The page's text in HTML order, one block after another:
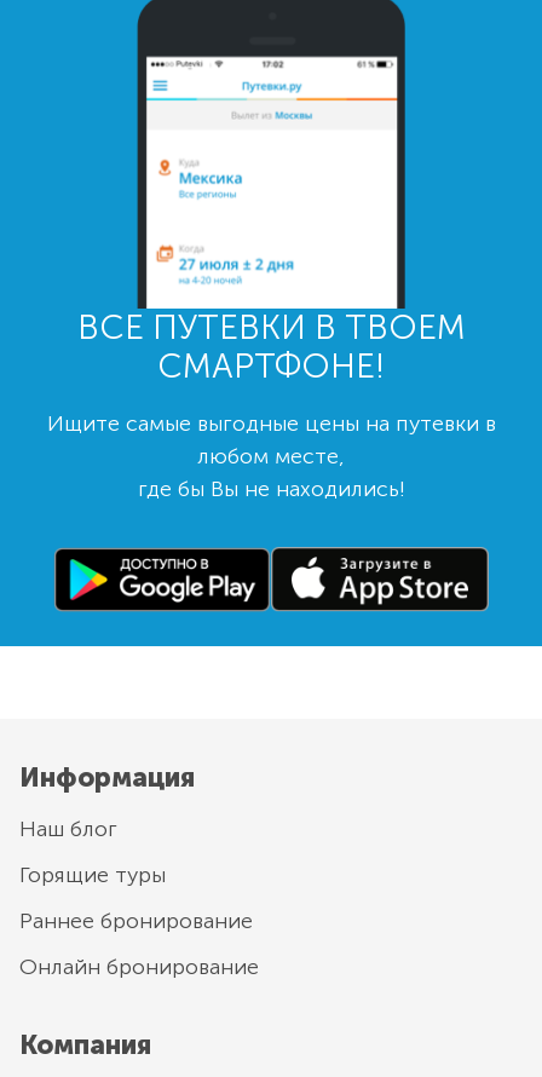
ВСЕ ПУТЕВКИ В ТВОЕМ
СМАРТФОНЕ!
Ищите самые выгодные цены на путевки в
любом месте,
где бы Вы не находились!
Информация
Наш блог
Горящие туры
Раннее бронирование
Онлайн бронирование
Компания